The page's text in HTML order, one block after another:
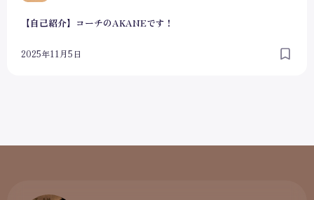
【自己紹介】コーチのAKANEです！
2025年11月5日